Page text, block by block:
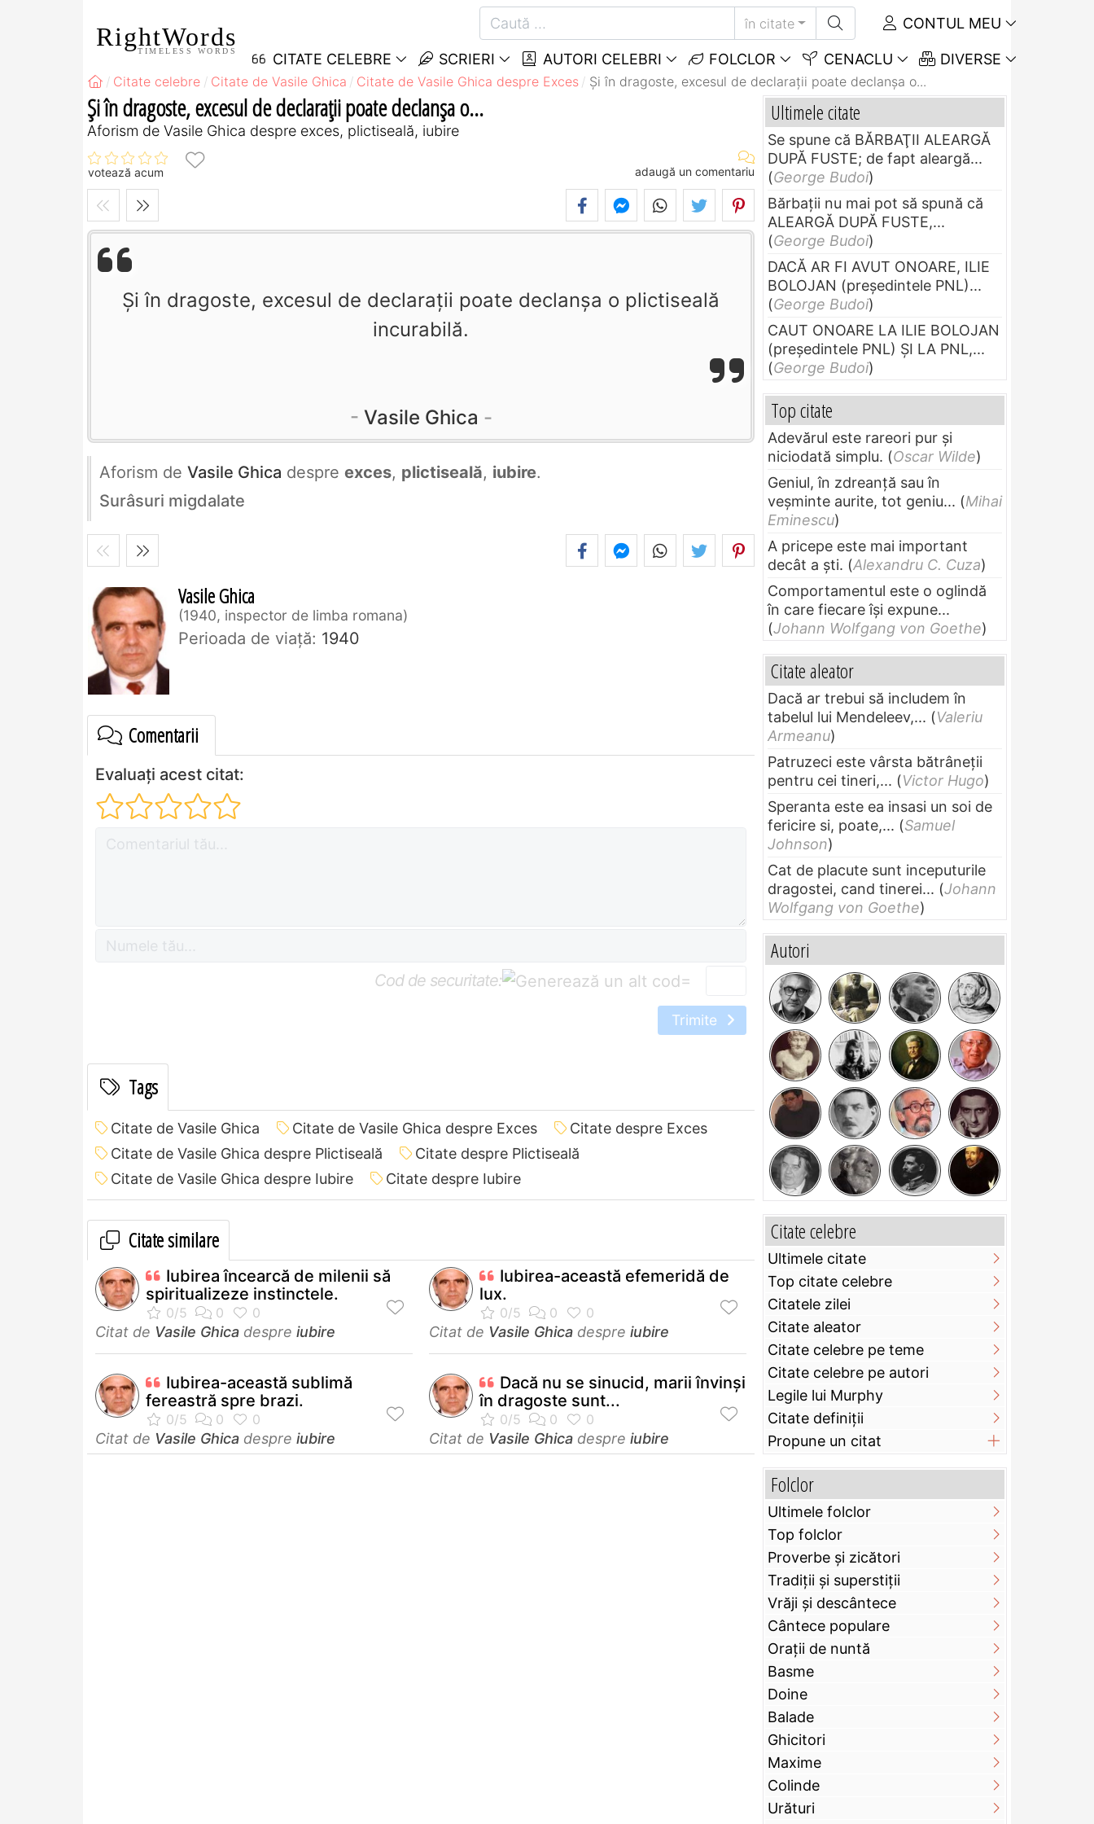
RightWords
TIMELESS WORDS
în citate CONTUL MEU
CITATE CELEBRE SCRIERI AUTORI CELEBRI FOLCLOR CENACLU DIVERSE
Citate celebre Citate de Vasile Ghica Citate de Vasile Ghica despre Exces Şi în dragoste, excesul de declaraţii poate declanşa o...
Şi în dragoste, excesul de declaraţii poate declanşa o...
Aforism de Vasile Ghica despre exces, plictiseală, iubire
votează acum adaugă un comentariu
Şi în dragoste, excesul de declaraţii poate declanşa o plictiseală
incurabilă.
Vasile Ghica
Aforism de Vasile Ghica despre exces, plictiseală, iubire.
Surâsuri migdalate
Vasile Ghica
1940, inspector de limba romana
Perioada de viaţă: 1940
Comentarii
Evaluați acest citat:
Cod de securitate: =
Trimite
Tags
Citate de Vasile Ghica Citate de Vasile Ghica despre Exces
Citate despre Exces
Citate de Vasile Ghica despre Plictiseală
Citate despre Plictiseală
Citate de Vasile Ghica despre Iubire
Citate despre Iubire
Citate similare
Iubirea încearcă de milenii să
spiritualizeze instinctele.
Citat de Vasile Ghica despre iubire
Iubirea-această efemeridă de
lux.
Citat de Vasile Ghica despre iubire
Iubirea-această sublimă
fereastră spre brazi.
Citat de Vasile Ghica despre iubire
Dacă nu se sinucid, marii învinşi
în dragoste sunt...
Citat de Vasile Ghica despre iubire
Ultimele citate
Se spune că BĂRBAŢII ALEARGĂ
DUPĂ FUSTE; de fapt aleargă...
(George Budoi)
Bărbaţii nu mai pot să spună că
ALEARGĂ DUPĂ FUSTE,...
(George Budoi)
DACĂ AR FI AVUT ONOARE, ILIE
BOLOJAN (preşedintele PNL)...
(George Budoi)
CAUT ONOARE LA ILIE BOLOJAN
(preşedintele PNL) ŞI LA PNL,...
(George Budoi)
Top citate
Adevărul este rareori pur și
niciodată simplu. (Oscar Wilde)
Geniul, în zdreanţă sau în
veşminte aurite, tot geniu... (Mihai
Eminescu)
A pricepe este mai important
decât a ști. (Alexandru C. Cuza)
Comportamentul este o oglindă
în care fiecare își expune...
(Johann Wolfgang von Goethe)
Citate aleator
Dacă ar trebui să includem în
tabelul lui Mendeleev,... (Valeriu
Armeanu)
Patruzeci este vârsta bătrâneții
pentru cei tineri,... (Victor Hugo)
Speranta este ea insasi un soi de
fericire si, poate,... (Samuel
Johnson)
Cat de placute sunt inceputurile
dragostei, cand tinerei... (Johann
Wolfgang von Goethe)
Autori
Citate celebre
Ultimele citate
Top citate celebre
Citatele zilei
Citate aleator
Citate celebre pe teme
Citate celebre pe autori
Legile lui Murphy
Citate definiţii
Propune un citat
Folclor
Ultimele folclor
Top folclor
Proverbe și zicători
Tradiții și superstiții
Vrăji și descântece
Cântece populare
Orații de nuntă
Basme
Doine
Balade
Ghicitori
Maxime
Colinde
Urături